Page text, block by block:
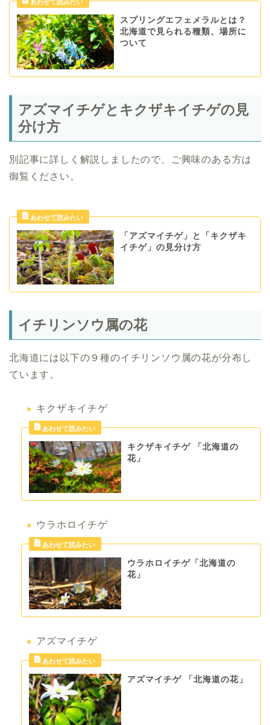
スプリングエフェメラルとは？
北海道で見られる種類、場所に
ついて
アズマイチゲとキクザキイチゲの見
分け方
別記事に詳しく解説しましたので、ご興味のある方は
御覧ください。
「アズマイチゲ」と「キクザキ
イチゲ」の見分け方
イチリンソウ属の花
北海道には以下の９種のイチリンソウ属の花が分布し
ています。
キクザキイチゲ
キクザキイチゲ 「北海道の
花」
ウラホロイチゲ
ウラホロイチゲ「北海道の
花」
アズマイチゲ
アズマイチゲ 「北海道の花」